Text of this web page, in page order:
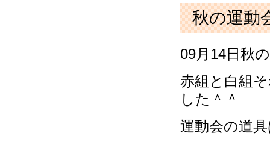
秋の運動
09月14日秋
赤組と白組
した＾＾
運動会の道